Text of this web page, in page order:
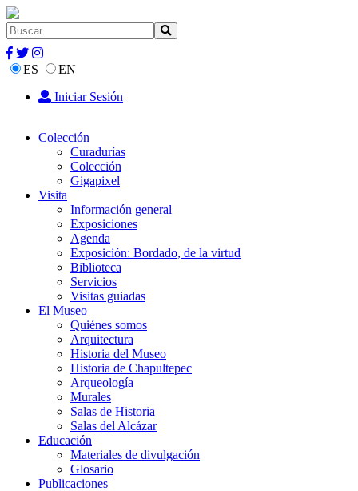
ES
EN
Iniciar Sesión
Colección
Curadurías
Colección
Gigapixel
Visita
Información general
Exposiciones
Agenda
Exposición: Bordado, de la virtud
Biblioteca
Servicios
Visitas guiadas
El Museo
Quiénes somos
Arquitectura
Historia del Museo
Historia de Chapultepec
Arqueología
Murales
Salas de Historia
Salas del Alcázar
Educación
Materiales de divulgación
Glosario
Publicaciones